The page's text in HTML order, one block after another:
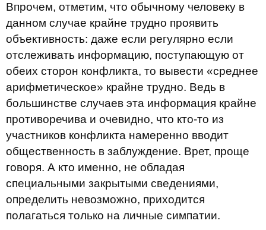
Впрочем, отметим, что обычному человеку в
данном случае крайне трудно проявить
объективность: даже если регулярно если
отслеживать информацию, поступающую от
обеих сторон конфликта, то вывести «среднее
арифметическое» крайне трудно. Ведь в
большинстве случаев эта информация крайне
противоречива и очевидно, что кто-то из
участников конфликта намеренно вводит
общественность в заблуждение. Врет, проще
говоря. А кто именно, не обладая
специальными закрытыми сведениями,
определить невозможно, приходится
полагаться только на личные симпатии.